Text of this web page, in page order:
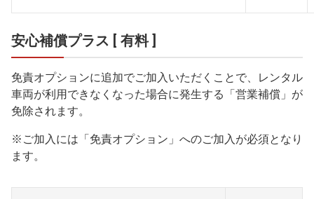
安心補償プラス [ 有料 ]
免責オプションに追加でご加入いただくことで、レンタル
車両が利用できなくなった場合に発生する「営業補償」が
免除されます。
※ご加入には「免責オプション」へのご加入が必須となり
ます。